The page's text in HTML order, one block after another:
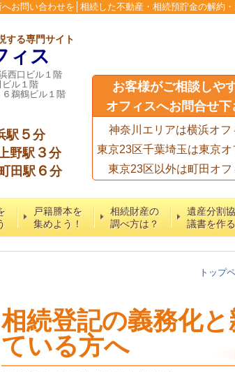
お問い合わせを│相続した不動産・相続預貯金の解約
する専門サイト
ィス
西口ビル１階
ル１階
鵜鶴ビル１階
駅 ５ 分
野駅 ３ 分
町田駅 ６ 分
お客様がご相談しや
オフィスへお問合せ下
神奈川エリアは横浜オフ
東京23区千葉埼玉は東京オ
東京23区以外は町田オフ
戸籍謄本を
集めよう！
相続財産の
調べ方は？
遺産分割協
議書を作る
トップ
相続登記の義務化
ている方へ